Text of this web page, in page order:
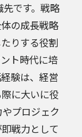
です。戦略
の成長戦略
りする役割
ト時代に培
験は、経営
に大いに役
プロジェク
戦力として